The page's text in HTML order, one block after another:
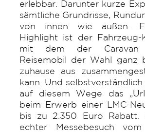
erlebbar. Darunter kurze
sämtliche Grundrisse,
von innen wie außen.
Highlight ist der Fahrzeug-
mit dem der
Reisemobil der Wahl ganz
zuhause aus
kann. Und
auf diesem Wege das
beim Erwerb einer LMC-
bis zu 2.350 Euro Rabatt.
echter Messebesuch vom